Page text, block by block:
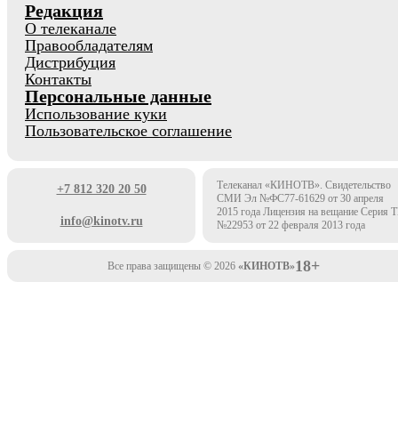
Редакция
О телеканале
Правообладателям
Дистрибуция
Контакты
Персональные данные
Использование куки
Пользовательское соглашение
+7 812 320 20 50
info@kinotv.ru
Телеканал «КИНОТВ». Свидетельство
СМИ Эл №ФС77-61629 от 30 апреля
2015 года Лицензия на вещание Серия
№22953 от 22 февраля 2013 года
Все права защищены © 2026 «КИНОТВ»18+